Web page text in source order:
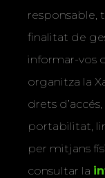
responsable,
finalitat de
informar-vos
organitza la
drets
portabilitat,
per mitjans
consultar la